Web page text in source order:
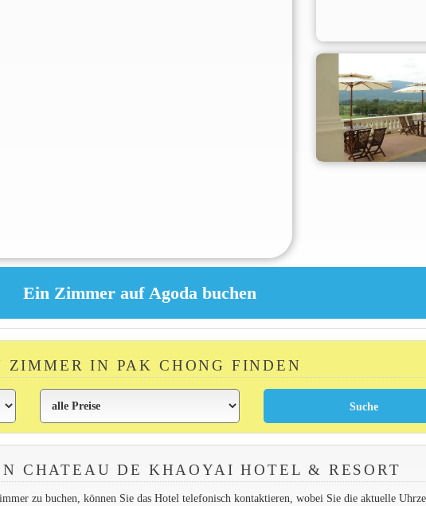
ZIMMER IN PAK CHONG FINDEN
CHATEAU DE KHAOYAI HOTEL & RESORT
zu buchen, können Sie das Hotel telefonisch kontaktieren, wobei Sie die aktuelle